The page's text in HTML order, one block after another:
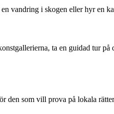
vandring i skogen eller hyr en
ta en guidad tur
som vill prova på lokala